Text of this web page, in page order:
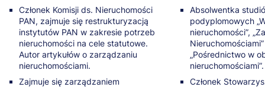
Członek Komisji ds. Nieruchomości
PAN, zajmuje się restrukturyzacją
instytutów PAN w zakresie potrzeb
nieruchomości na cele statutowe.
Autor artykułów o zarządzaniu
nieruchomościami.
Zajmuje się zarządzaniem
Absolwentka
podyplomowych
nieruchomości”,
„Pośrednictwo w
nieruchomościami”.
Członek